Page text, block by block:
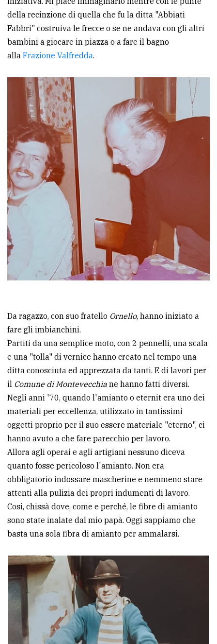
della recinzione di quella che fu la ditta "Abbiati
Fabbri" costruiva le frecce o se ne andava con gli altri
bambini a giocare in piazza o a fare il bagno
alla Frazione Valfredda.
Da ragazzo, con suo fratello Ornello, hanno iniziato a
fare gli imbianchini.
Partiti da una semplice moto, con 2 pennelli, una scala
e una "tolla" di vernice hanno creato nel tempo una
ditta conosciuta ed apprezzata da tanti. E di lavori per
il Comune di Montevecchia ne hanno fatti diversi.
Negli anni '70, quando l'amianto o eternit era uno dei
materiali per eccellenza, utilizzato in tantissimi
oggetti proprio per il suo essere materiale "eterno", ci
hanno avuto a che fare parecchio per lavoro.
Allora agli operai e agli artigiani nessuno diceva
quanto fosse pericoloso l'amianto. Non era
obbligatorio indossare mascherine e nemmeno stare
attenti alla pulizia dei propri indumenti di lavoro.
Cosi, chissà dove, come e perché, le fibre di amianto
sono state inalate dal mio papà. Oggi sappiamo che
basta una sola fibra di amianto per ammalarsi.